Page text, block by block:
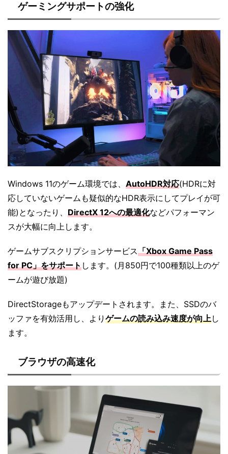
ゲーミングサポートの強化
Windows 11のゲーム環境では、 AutoHDR対応(HDRに対
応していないゲームも疑似的なHDR表示にしてプレイが可
能)となったり、 DirectX 12への最適化などパフォーマン
スが大幅に向上します。
ゲームサブスクリプションサービス「Xbox Game Pass
for PC」をサポートします。(月850円で100種類以上のゲ
ームが遊び放題)
DirectStorageもアップデートされます。また、SSDのバ
ッファを有効活用し、より ゲームの読み込み速度が向上し
ます。
ブラウザの高速化